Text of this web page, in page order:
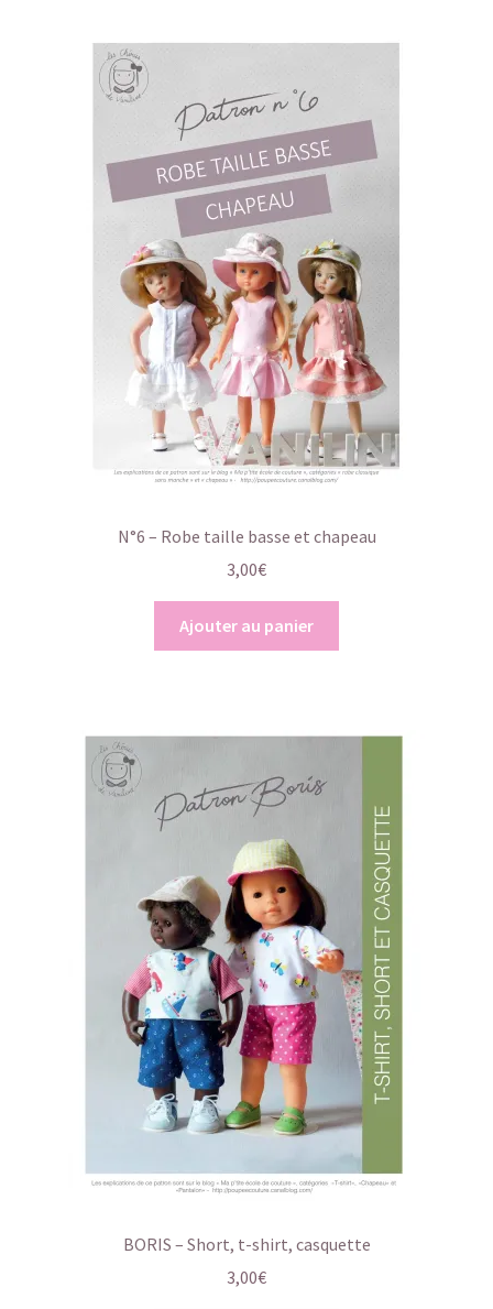
N°6 – Robe taille basse et chapeau
3,00€
Ajouter au panier
BORIS – Short, t-shirt, casquette
3,00€